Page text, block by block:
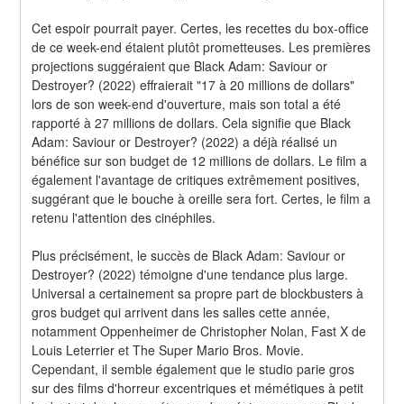
Cet espoir pourrait payer. Certes, les recettes du box-office
de ce week-end étaient plutôt prometteuses. Les premières
projections suggéraient que Black Adam: Saviour or
Destroyer? (2022) effraierait "17 à 20 millions de dollars"
lors de son week-end d'ouverture, mais son total a été
rapporté à 27 millions de dollars. Cela signifie que Black
Adam: Saviour or Destroyer? (2022) a déjà réalisé un
bénéfice sur son budget de 12 millions de dollars. Le film a
également l'avantage de critiques extrêmement positives,
suggérant que le bouche à oreille sera fort. Certes, le film a
retenu l'attention des cinéphiles.
Plus précisément, le succès de Black Adam: Saviour or
Destroyer? (2022) témoigne d'une tendance plus large.
Universal a certainement sa propre part de blockbusters à
gros budget qui arrivent dans les salles cette année,
notamment Oppenheimer de Christopher Nolan, Fast X de
Louis Leterrier et The Super Mario Bros. Movie.
Cependant, il semble également que le studio parie gros
sur des films d'horreur excentriques et mémétiques à petit